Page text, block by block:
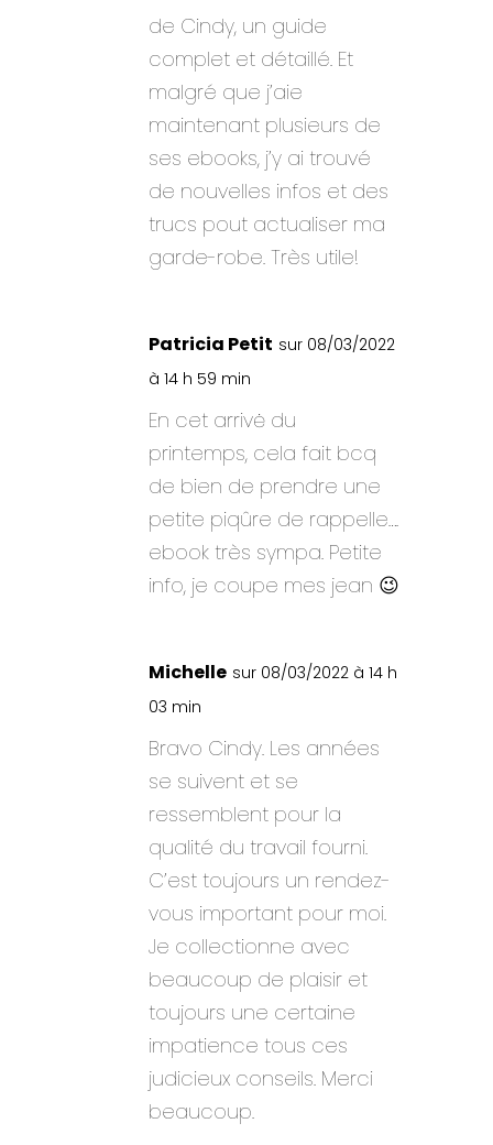
de Cindy, un guide
complet et détaillé. Et
malgré que j’aie
maintenant plusieurs de
ses ebooks, j’y ai trouvé
de nouvelles infos et des
trucs pout actualiser ma
garde-robe. Très utile!
Patricia Petit sur 08/03/2022
à 14 h 59 min
En cet arrivė du
printemps, cela fait bcq
de bien de prendre une
petite piqûre de rappelle….
ebook très sympa. Petite
info, je coupe mes jean 😉
Michelle sur 08/03/2022 à 14 h
03 min
Bravo Cindy. Les années
se suivent et se
ressemblent pour la
qualité du travail fourni.
C’est toujours un rendez-
vous important pour moi.
Je collectionne avec
beaucoup de plaisir et
toujours une certaine
impatience tous ces
judicieux conseils. Merci
beaucoup.